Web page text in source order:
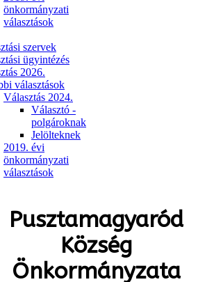
önkormányzati
választások
szervek
ügyintézés
2026.
választások
Választás 2024.
Választó -
polgároknak
Jelölteknek
2019. évi
önkormányzati
választások
Pusztamagyaród
Község
Önkormányzata